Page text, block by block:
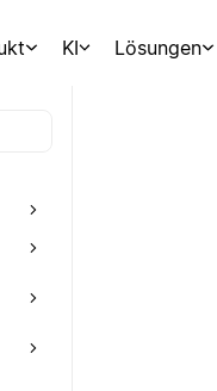
KI Lösungen